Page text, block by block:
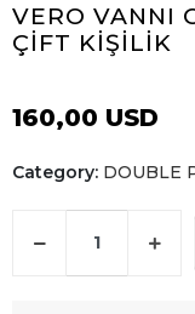
VERO VANNI
ÇİFT KİŞİLİK
160,00 USD
Category: DOUBLE